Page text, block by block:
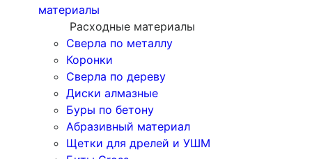
материалы
Расходные материалы
Сверла по металлу
Коронки
Сверла по дереву
Диски алмазные
Буры по бетону
Абразивный материал
Щетки для дрелей и УШМ